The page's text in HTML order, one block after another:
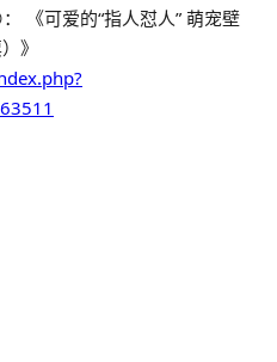
《可爱的“指人怼人” 萌宠壁
》